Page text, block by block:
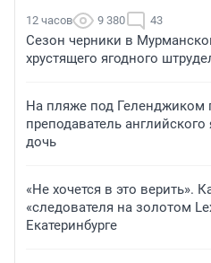
12 часов 9 380 43
Сезон черники в
хрустящего ягодного
На пляже под Геленджиком
преподаватель
дочь
«Не хочется в это верить».
«следователя на золотом
Екатеринбурге